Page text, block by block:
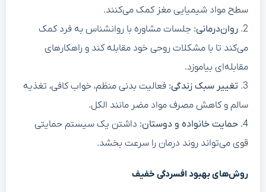
سطح مواد شیمیایی مغز کمک می‌کنند.
2. روان‌درمانی: جلسات مشاوره با روانشناس به فرد کمک
می‌کند تا با مشکلات روحی خود مقابله کند و راهکارهای
مقابله‌ای بیاموزد.
3. تغییر سبک زندگی: فعالیت بدنی منظم، خواب کافی، تغذیه
سالم و کاهش مصرف مواد مضر مانند الکل.
4. حمایت خانواده و دوستان: داشتن یک سیستم حمایتی
قوی می‌تواند روند درمان را سرعت بخشد.
روش‌های بهبود افسردگی خفیف